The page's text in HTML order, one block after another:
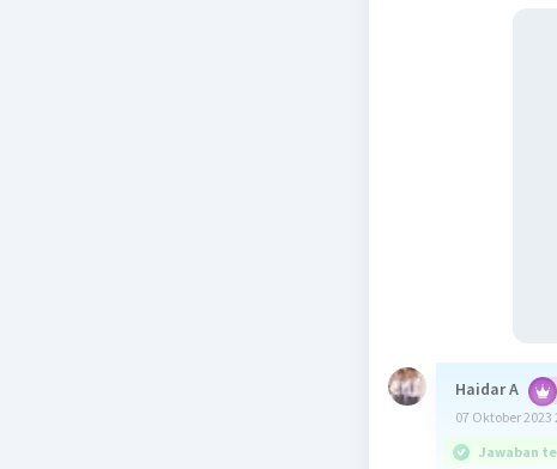
Haidar A
07 Oktober 2023
Jawaban